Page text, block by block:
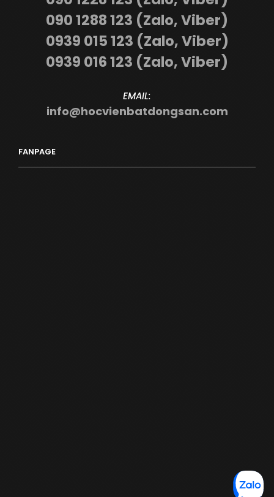
090 1288 123 (Zalo, Viber)
0939 015 123 (Zalo, Viber)
0939 016 123 (Zalo, Viber)
EMAIL:
info@hocvienbatdongsan.com
FANPAGE